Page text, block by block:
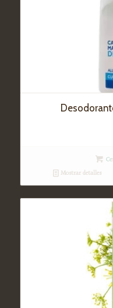
Mostrar detalles